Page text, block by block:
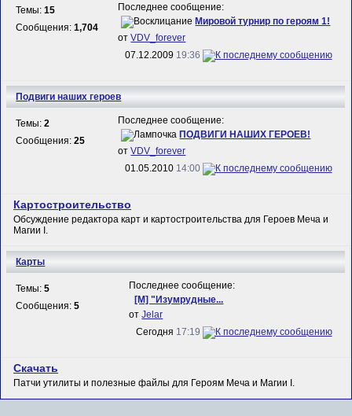
Темы:15
Сообщения:1,704
Последнее сообщение:
Мировой турнир по героям 1!
отVDV_forever
07.12.2009 19:36
Подвиги наших героев
Темы:2
Сообщения:25
Последнее сообщение:
ПОДВИГИ НАШИХ ГЕРОЕВ!
отVDV_forever
01.05.2010 14:00
Картостроительство
Обсуждение редактора карт и картостроительства для Героев Меча и
Магии I.
Карты
Темы:5
Сообщения:5
Последнее сообщение:
[M] "Изумрудные...
отJelar
Сегодня 17:19
Скачать
Патчи утилиты и полезные файлы для Героям Меча и Магии I.